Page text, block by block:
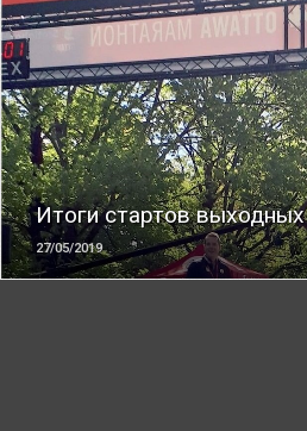
Итоги стартов выходных
27/05/2019
ЧИТАТЬ